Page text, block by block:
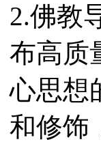
2.佛教
布高质
心思想
和修饰